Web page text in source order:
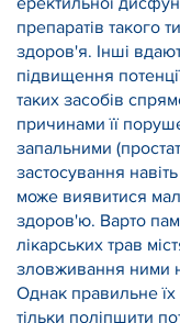
препаратів такого
здоров'я. Інші
підвищення
таких засобів
причинами її
запальними
застосування
може виявитися
здоров'ю. Варто
лікарських трав
зловживання ними
Однак правильне
тільки поліпшити